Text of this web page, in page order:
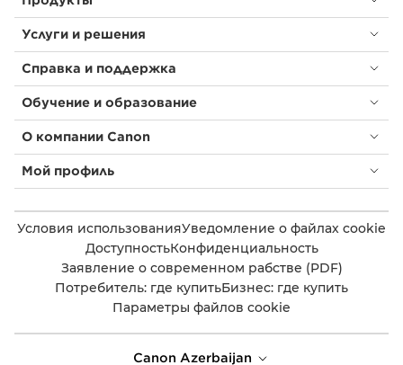
Услуги и решения
Справка и поддержка
Обучение и образование
О компании Canon
Мой профиль
Условия использованияУведомление о файлах cookie
ДоступностьКонфиденциальность
Заявление о современном рабстве (PDF)
Потребитель: где купитьБизнес: где купить
Параметры файлов cookie
Canon Azerbaijan